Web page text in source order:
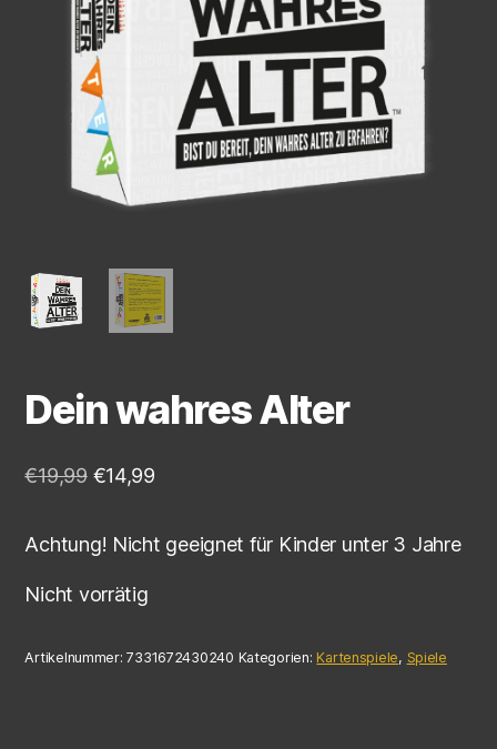
Dein wahres Alter
€19,99 €14,99
Achtung! Nicht geeignet für Kinder unter 3 Jahre
Nicht vorrätig
Artikelnummer:7331672430240 Kategorien: Kartenspiele, Spiele